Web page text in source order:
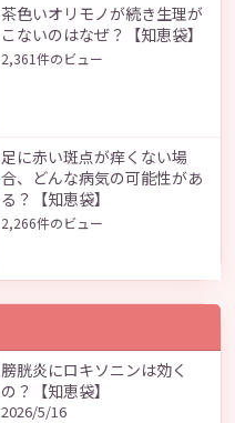
茶色いオリモノが続き生理が
こないのはなぜ？【知恵袋】
2,361件のビュー
足に赤い斑点が痒くない場
合、どんな病気の可能性があ
る？【知恵袋】
2,266件のビュー
膀胱炎にロキソニンは効く
の？【知恵袋】
2026/5/16